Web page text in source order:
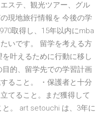
ステ、観光ツアー、グル
現地旅行情報を 今後の学
取得し、15年以内にmba
いです。 留学を考える方
叶えるために行動に移し
的、留学先での学習計画
ること。 ・保護者と十分
てること。まだ獲得して
。 art setouchi は、3年に